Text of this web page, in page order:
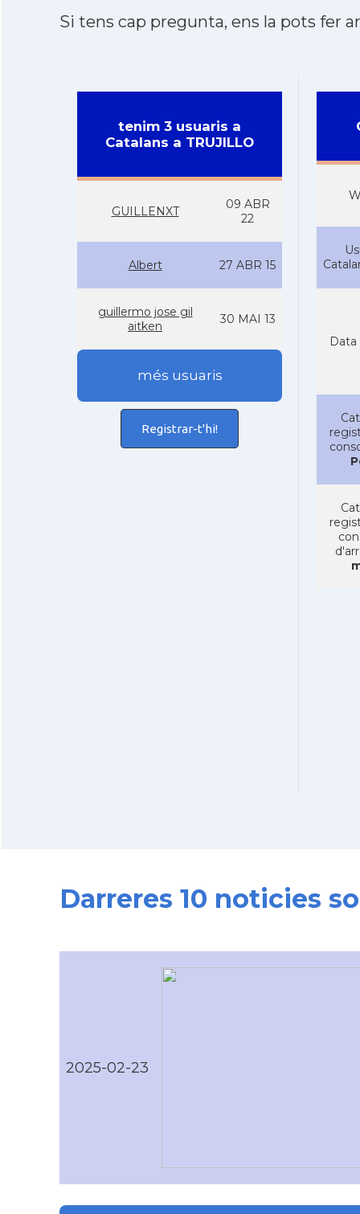
Si tens cap pregunta, ens la pots fer
tenim 3 usuaris a
Catalans a TRUJILLO
GUILLENXT
09 ABR
22
Albert 27 ABR 15
guillermo jose gil
aitken
30 MAI 13
més usuaris
Registrar-t'hi!
Data
Darreres 10 noticies
2025-02-23